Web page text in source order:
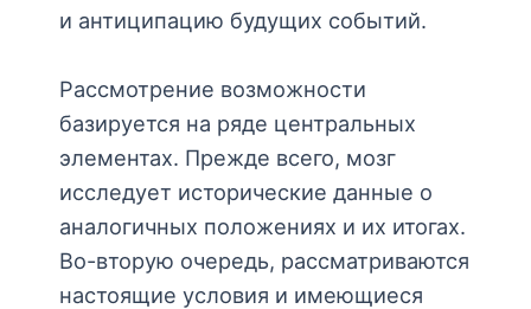
и антиципацию будущих событий.
Рассмотрение возможности
базируется на ряде центральных
элементах. Прежде всего, мозг
исследует исторические данные о
аналогичных положениях и их итогах.
Во-вторую очередь, рассматриваются
настоящие условия и имеющиеся